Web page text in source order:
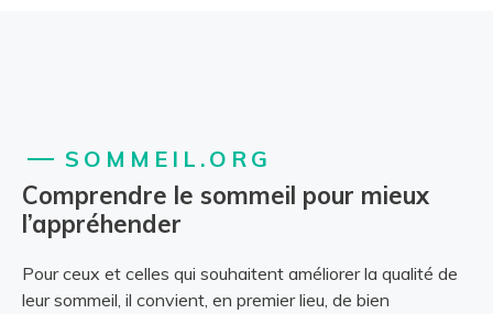
SOMMEIL.ORG
Comprendre le sommeil pour mieux
l’appréhender
Pour ceux et celles qui souhaitent améliorer la qualité de
leur sommeil, il convient, en premier lieu, de bien